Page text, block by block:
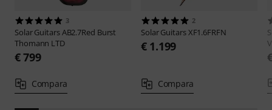
3
Solar GuitarsAB2.7Red Burst
Thomann LTD
€ 799
Compara
2
Solar GuitarsXF1.6FRFN
€ 1.199
Compara